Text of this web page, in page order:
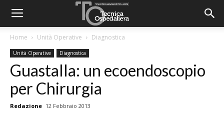
Home Unità Operative Diagnostica
Unità Operative Diagnostica
Guastalla: un ecoendoscopio
per Chirurgia
Redazione 12 Febbraio 2013